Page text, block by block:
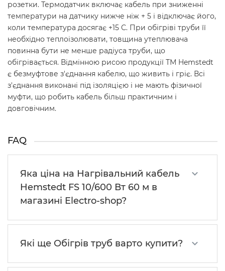
розетки. Термодатчик включає кабель при зниженні
температури на датчику нижче ніж + 5 і відключає його,
коли температура досягає +15 С. При обігріві труби її
необхідно теплоізолювати, товщина утеплювача
повинна бути не менше радіуса труби, що
обігрівається. Відмінною рисою продукції ТМ Hemstedt
є безмуфтове з'єднання кабелю, що живить і гріє. Всі
з'єднання виконані під ізоляцією і не мають фізичної
муфти, що робить кабель більш практичним і
довговічним.
FAQ
Яка ціна на Нагрівальний кабель
Hemstedt FS 10/600 Вт 60 м в
магазині Electro-shop?
Які ще Обігрів труб варто купити?